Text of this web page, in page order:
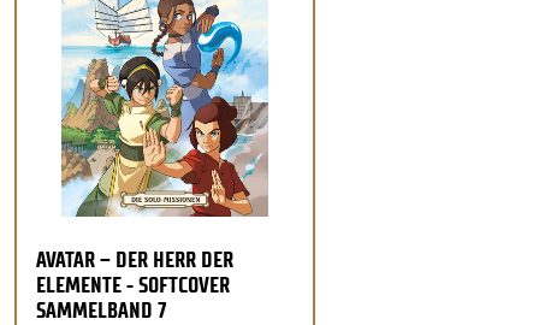
AVATAR – DER HERR DER
ELEMENTE - SOFTCOVER
SAMMELBAND 7